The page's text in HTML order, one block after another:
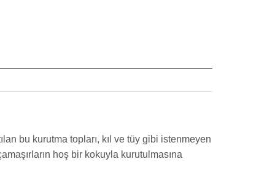
bu kurutma topları, kıl ve tüy gibi istenmeyen
hoş bir kokuyla kurutulmasına